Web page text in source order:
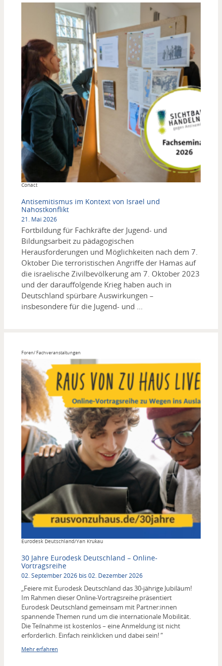
Copyright
Conact
Antisemitismus im Kontext von Israel und
Nahostkonflikt
21. Mai 2026
Fortbildung für Fachkräfte der Jugend- und
Bildungsarbeit zu pädagogischen
Herausforderungen und Möglichkeiten nach dem 7.
Oktober Die terroristischen Angriffe der Hamas auf
die israelische Zivilbevölkerung am 7. Oktober 2023
und der darauffolgende Krieg haben auch in
Deutschland spürbare Auswirkungen –
insbesondere für die Jugend- und ...
Foren/ Fachveranstaltungen
Copyright
Eurodesk Deutschland/Yan Krukau
30 Jahre Eurodesk Deutschland – Online-
Vortragsreihe
02. September 2026 bis 02. Dezember 2026
„Feiere mit Eurodesk Deutschland das 30-jährige Jubiläum!
Im Rahmen dieser Online-Vortragsreihe präsentiert
Eurodesk Deutschland gemeinsam mit Partner:innen
spannende Themen rund um die internationale Mobilität.
Die Teilnahme ist kostenlos – eine Anmeldung ist nicht
erforderlich. Einfach reinklicken und dabei sein! “
Mehr erfahren